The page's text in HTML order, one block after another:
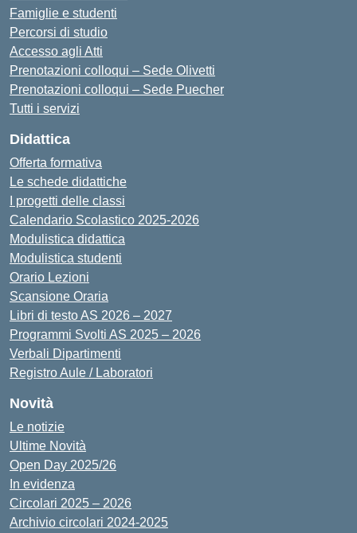
Famiglie e studenti
Percorsi di studio
Accesso agli Atti
Prenotazioni colloqui – Sede Olivetti
Prenotazioni colloqui – Sede Puecher
Tutti i servizi
Didattica
Offerta formativa
Le schede didattiche
I progetti delle classi
Calendario Scolastico 2025-2026
Modulistica didattica
Modulistica studenti
Orario Lezioni
Scansione Oraria
Libri di testo AS 2026 – 2027
Programmi Svolti AS 2025 – 2026
Verbali Dipartimenti
Registro Aule / Laboratori
Novità
Le notizie
Ultime Novità
Open Day 2025/26
In evidenza
Circolari 2025 – 2026
Archivio circolari 2024-2025